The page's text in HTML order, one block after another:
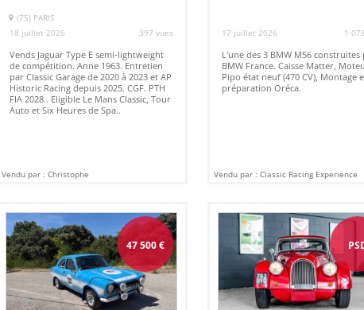
(75) PARIS
18 juillet 2026
397 vues
Vends Jaguar Type E semi-lightweight
de compétition. Anne 1963. Entretien
par Classic Garage de 2020 à 2023 et AP
Historic Racing depuis 2025. CGF. PTH
FIA 2028.. Eligible Le Mans Classic, Tour
Auto et Six Heures de Spa..
Vendu par : Christophe
17 juillet 2026 1
L'une des 3 BMW M56
BMW France. Caisse Matter,
Pipo état neuf (470 CV), Montage
préparation Oréca.
Vendu par : Classic Racing Experience
47 500€